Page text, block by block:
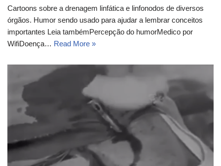
Cartoons sobre a drenagem linfática e linfonodos de diversos
órgãos. Humor sendo usado para ajudar a lembrar conceitos
importantes Leia tambémPercepção do humorMedico por
WifiDoença… Read More »